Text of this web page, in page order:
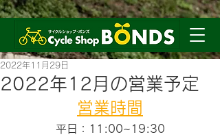
2022年12月の営業予定
2022年11月29日
営業時間
平日：11:00~19:30